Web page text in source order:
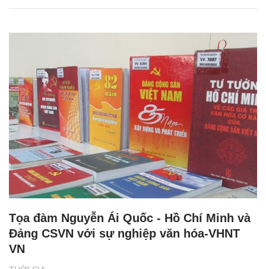
Tọa đàm Nguyễn Ái Quốc - Hồ Chí Minh và
Đảng CSVN với sự nghiệp văn hóa-VHNT
VN